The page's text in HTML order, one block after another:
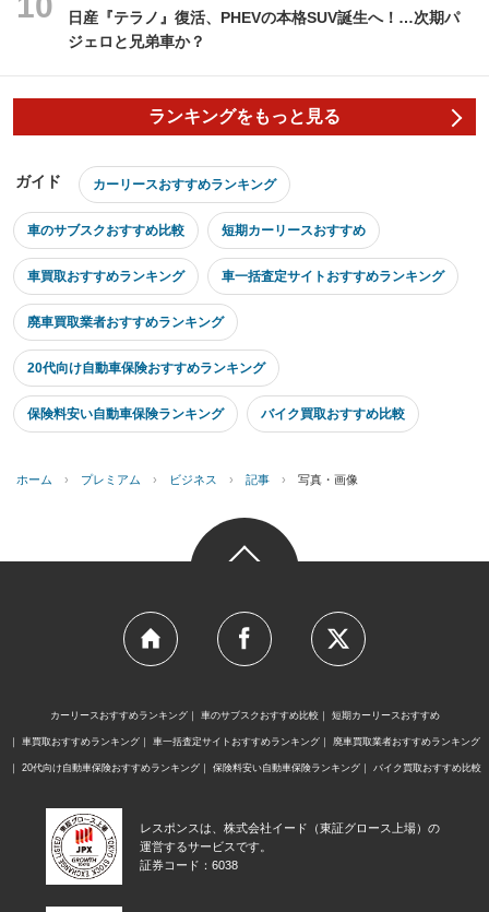
日産『テラノ』復活、PHEVの本格SUV誕生へ！…次期パ
ジェロと兄弟車か？
ランキングをもっと見る
ガイド カーリースおすすめランキング
車のサブスクおすすめ比較 短期カーリースおすすめ
車買取おすすめランキング 車一括査定サイトおすすめランキング
廃車買取業者おすすめランキング
20代向け自動車保険おすすめランキング
保険料安い自動車保険ランキング バイク買取おすすめ比較
ホーム › プレミアム › ビジネス › 記事 › 写真・画像
カーリースおすすめランキング 車のサブスクおすすめ比較 短期カーリースおすすめ
車買取おすすめランキング 車一括査定サイトおすすめランキング 廃車買取業者おすすめランキング
20代向け自動車保険おすすめランキング 保険料安い自動車保険ランキング バイク買取おすすめ比較
レスポンスは、株式会社イード（東証グロース上場）の
運営するサービスです。
証券コード：6038